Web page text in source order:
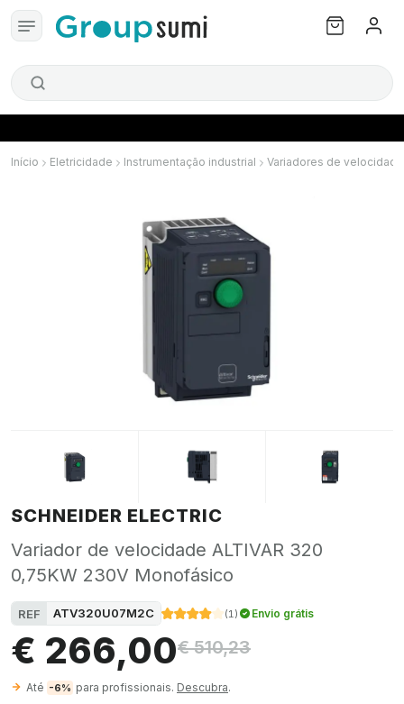
Início Eletricidade Instrumentação industrial Variadores de velocidade
SCHNEIDER ELECTRIC
Variador de velocidade ALTIVAR 320
0,75KW 230V Monofásico
REF ATV320U07M2C (1 ) Envio grátis
€ 266,00€ 510,23
Até -6% para profissionais. Descubra.